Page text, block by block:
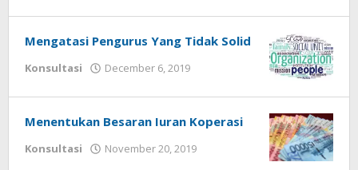
Mengatasi Pengurus Yang Tidak Solid
Konsultasi December 6, 2019
Menentukan Besaran Iuran Koperasi
Konsultasi November 20, 2019